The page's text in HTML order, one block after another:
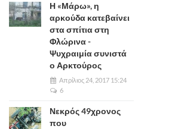
Η «Μάρω», η
αρκούδα κατεβαίνει
στα σπίτια στη
Φλώρινα -
Ψυχραιμία συνιστά
ο Αρκτούρος
Απρίλιος 24, 2017 15:24
6
Νεκρός 49χρονος
που